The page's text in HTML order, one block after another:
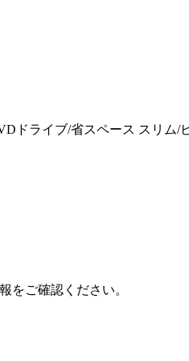
ドライブ/省スペース スリム/
をご確認ください。